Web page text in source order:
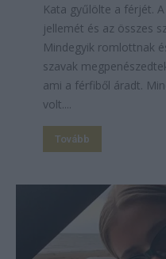
Kata gyűlölte a férjét.
jellemét és az összes
Mindegyik romlottnak
szavak
ami a férfiből áradt.
volt....
Tovább